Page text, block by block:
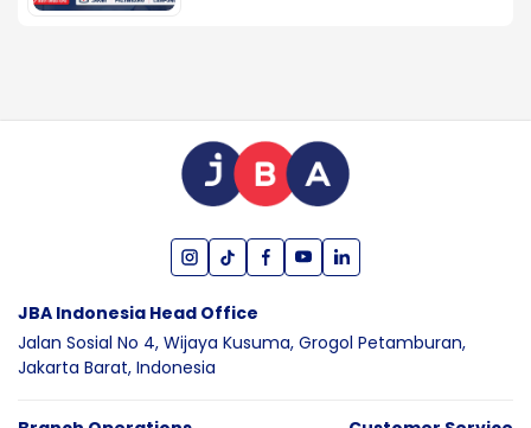
JBA Indonesia Head Office
Jalan Sosial No 4, Wijaya Kusuma, Grogol Petamburan,
Jakarta Barat, Indonesia